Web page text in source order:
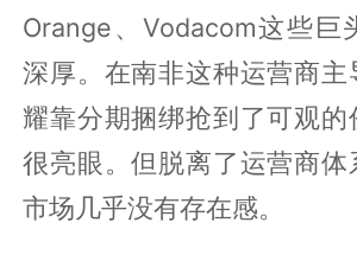
Orange、Vodacom这些巨
深厚。在南非这种运营商主
耀靠分期捆绑抢到了可观的
很亮眼。但脱离了运营商体
市场几乎没有存在感。